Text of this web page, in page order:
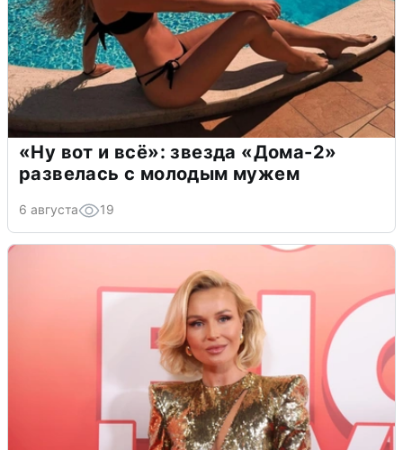
«Ну вот и всё»: звезда «Дома-2»
развелась с молодым мужем
6 августа 19